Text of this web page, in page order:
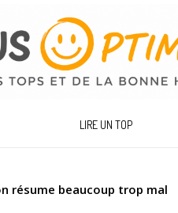
LIRE UN TOP
résume beaucoup trop mal